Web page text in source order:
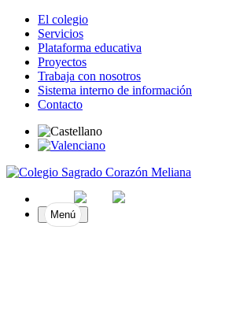
El colegio
Servicios
Plataforma educativa
Proyectos
Trabaja con nosotros
Sistema interno de información
Contacto
Menú